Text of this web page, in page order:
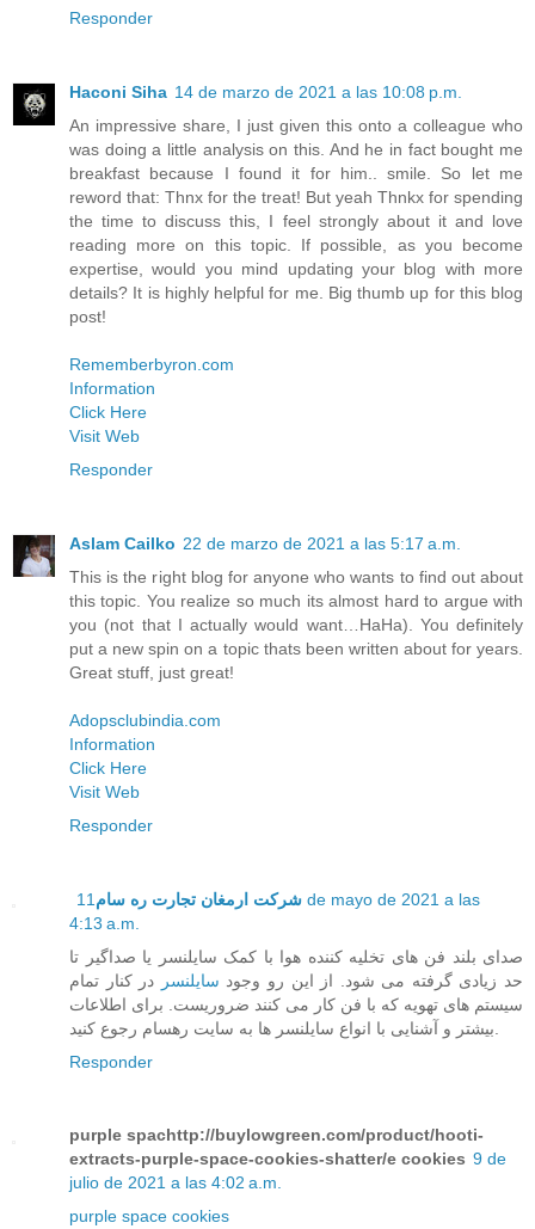
Responder
Haconi Siha 14 de marzo de 2021 a las 10:08 p.m.
An impressive share, I just given this onto a colleague who
was doing a little analysis on this. And he in fact bought me
breakfast because I found it for him.. smile. So let me
reword that: Thnx for the treat! But yeah Thnkx for spending
the time to discuss this, I feel strongly about it and love
reading more on this topic. If possible, as you become
expertise, would you mind updating your blog with more
details? It is highly helpful for me. Big thumb up for this blog
post!
Rememberbyron.com
Information
Click Here
Visit Web
Responder
Aslam Cailko 22 de marzo de 2021 a las 5:17 a.m.
This is the right blog for anyone who wants to find out about
this topic. You realize so much its almost hard to argue with
you (not that I actually would want…HaHa). You definitely
put a new spin on a topic thats been written about for years.
Great stuff, just great!
Adopsclubindia.com
Information
Click Here
Visit Web
Responder
شرکت ارمغان تجارت ره سام 11 de mayo de 2021 a las
4:13 a.m.
صدای بلند فن های تخلیه کننده هوا با کمک سایلنسر یا صداگیر تا
حد زیادی گرفته می شود. از این رو وجود سایلنسر
در کنار تمام
سیستم های تهویه که با فن کار می کنند ضروریست. برای اطلاعات
Responder
purple spachttp://buylowgreen.com/product/hooti-
extracts-purple-space-cookies-shatter/e cookies 9 de
julio de 2021 a las 4:02 a.m.
purple space cookies